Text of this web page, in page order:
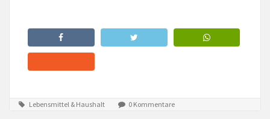
Lebensmittel & Haushalt 0 Kommentare